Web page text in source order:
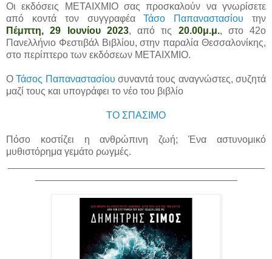
Οι εκδόσεις ΜΕΤΑΙΧΜΙΟ σας προσκαλούν να γνωρίσετε
από κοντά τον συγγραφέαΤάσο Παπαναστασίου την
Πέμπτη, 29 Ιουνίου 2023, από τις 20.00μ.μ., στο 42ο
Πανελλήνιο Φεστιβάλ Βιβλίου, στην παραλία Θεσσαλονίκης,
στο περίπτερο των εκδόσεων ΜΕΤΑΙΧΜΙΟ.
ΟΤάσος Παπαναστασίου συναντά τους αναγνώστες, συζητά
μαζί τους και υπογράφει το νέο του βιβλίο
ΤΟ ΣΠΑΣΙΜΟ
Πόσο κοστίζει η ανθρώπινη ζωή; Ένα αστυνομικό
μυθιστόρημα γεμάτο ρωγμές.